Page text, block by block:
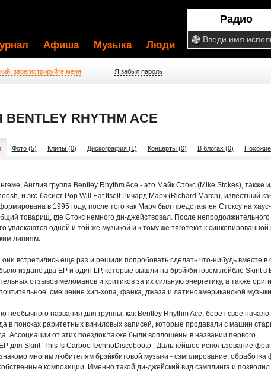
Радио
Афиша Музыка Люди
зарегистрируйте меня Я забыл пароль
RHYTHM ACE
Фото (5) Клипы (0) Дискография (1) Концерты (0) В блогах (0)
Англия группа Bentley Rhythm Ace - это Майк Стокс (Mike Stokes), также
и экс-басист Pop Will Eat Itself Ричард Марч (Richard March), известный
в 1995 году, после того как Марч был представлен Стоксу на
товарищ, где Стокс немного ди-джействовал. После
увлекаются одной и той же музыкой и к тому же тяготеют к синкопированной
линиям.
встретились еще раз и решили попробовать сделать что-нибудь вместе в
издано два EP и один LP, которые вышли на брэйкбитовом лейбле Skint в
отзывов меломанов и критиков за их сильную энергетику, а также
смешение хип-хопа, фанка, джаза и латиноамериканской
необычного названия для группы, как Bentley Rhythm Ace, берет свое начало
в поисках раритетных виниловых записей, которые продавали с машин
Ассоциации от этих поездок также были воплощены в названии первого
для Skint ‘This Is CarbooTechnoDiscobooto’. Дальнейшее использование
многим любителям брэйкбитовой музыки - сэмплирование, обработка
композиции. Именно такой ди-джейский вид сэмплинга и